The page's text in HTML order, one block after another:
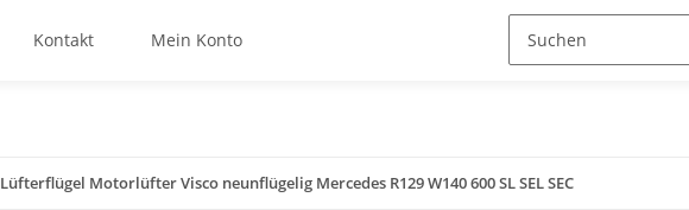
Kontakt Mein Konto
Lüfterflügel Motorlüfter Visco neunflügelig Mercedes R129 W140 600 SL SEL SEC